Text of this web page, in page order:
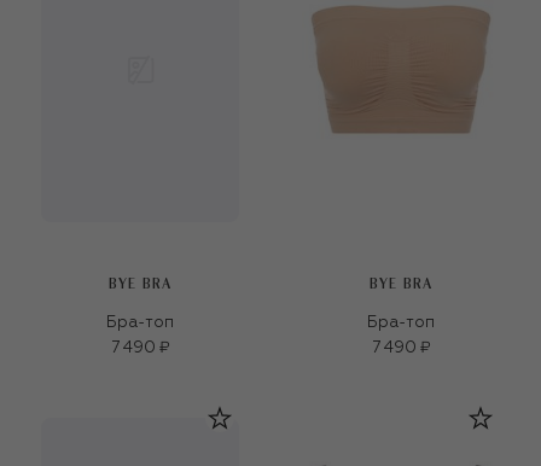
BYE BRA
Бра-топ
7 490 ₽
BYE BRA
Бра-топ
7 490 ₽